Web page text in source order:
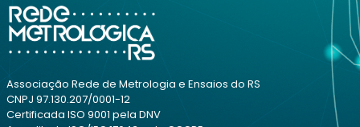
Associação Rede de Metrologia e Ensaios do RS
CNPJ 97.130.207/0001-12
Certificada ISO 9001 pela DNV